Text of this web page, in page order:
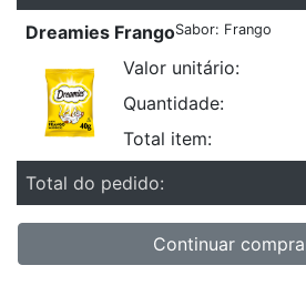
Dreamies FrangoSabor: Frango
Valor unitário:
Quantidade:
Total item:
Total do pedido:
Continuar